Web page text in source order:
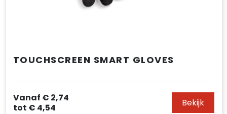
TOUCHSCREEN SMART GLOVES
Vanaf € 2,74
tot € 4,54 Bekijk